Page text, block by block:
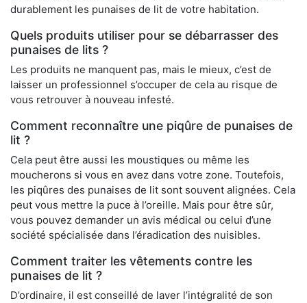
durablement les punaises de lit de votre habitation.
Quels produits utiliser pour se débarrasser des
punaises de lits ?
Les produits ne manquent pas, mais le mieux, c’est de
laisser un professionnel s’occuper de cela au risque de
vous retrouver à nouveau infesté.
Comment reconnaître une piqûre de punaises de
lit ?
Cela peut être aussi les moustiques ou même les
moucherons si vous en avez dans votre zone. Toutefois,
les piqûres des punaises de lit sont souvent alignées. Cela
peut vous mettre la puce à l’oreille. Mais pour être sûr,
vous pouvez demander un avis médical ou celui d’une
société spécialisée dans l’éradication des nuisibles.
Comment traiter les vêtements contre les
punaises de lit ?
D’ordinaire, il est conseillé de laver l’intégralité de son